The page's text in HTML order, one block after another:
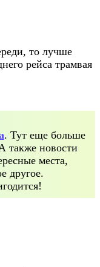
то лучше
рейса трамвая
. Тут еще больше
также новости
места,
другое.